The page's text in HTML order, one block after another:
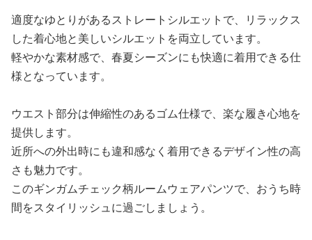
適度なゆとりがあるストレートシルエットで、リラックス
した着心地と美しいシルエットを両立しています。
軽やかな素材感で、春夏シーズンにも快適に着用できる仕
様となっています。
ウエスト部分は伸縮性のあるゴム仕様で、楽な履き心地を
提供します。
近所への外出時にも違和感なく着用できるデザイン性の高
さも魅力です。
このギンガムチェック柄ルームウェアパンツで、おうち時
間をスタイリッシュに過ごしましょう。